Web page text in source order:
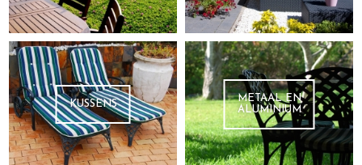
KUSSENS
METAAL EN
ALUMINIUM